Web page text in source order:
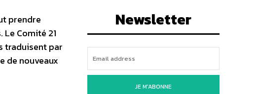
prendre
Comité 21
traduisent par
de nouveaux
Newsletter
JE M'ABONNE